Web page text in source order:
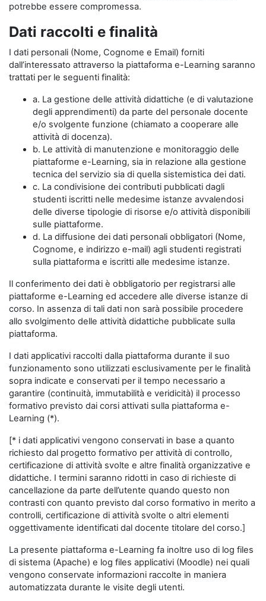
potrebbe essere compromessa.
Dati raccolti e finalità
I dati personali (Nome, Cognome e Email) forniti
dall’interessato attraverso la piattaforma e-Learning saranno
trattati per le seguenti finalità:
a. La gestione delle attività didattiche (e di valutazione
degli apprendimenti) da parte del personale docente
e/o svolgente funzione (chiamato a cooperare alle
attività di docenza).
b. Le attività di manutenzione e monitoraggio delle
piattaforme e-Learning, sia in relazione alla gestione
tecnica del servizio sia di quella sistemistica dei dati.
c. La condivisione dei contributi pubblicati dagli
studenti iscritti nelle medesime istanze avvalendosi
delle diverse tipologie di risorse e/o attività disponibili
sulle piattaforme.
d. La diffusione dei dati personali obbligatori (Nome,
Cognome, e indirizzo e-mail) agli studenti registrati
sulla piattaforma e iscritti alle medesime istanze.
Il conferimento dei dati è obbligatorio per registrarsi alle
piattaforme e-Learning ed accedere alle diverse istanze di
corso. In assenza di tali dati non sarà possibile procedere
allo svolgimento delle attività didattiche pubblicate sulla
piattaforma.
I dati applicativi raccolti dalla piattaforma durante il suo
funzionamento sono utilizzati esclusivamente per le finalità
sopra indicate e conservati per il tempo necessario a
garantire (continuità, immutabilità e veridicità) il processo
formativo previsto dai corsi attivati sulla piattaforma e-
Learning (*).
[* i dati applicativi vengono conservati in base a quanto
richiesto dal progetto formativo per attività di controllo,
certificazione di attività svolte e altre finalità organizzative e
didattiche. I termini saranno ridotti in caso di richieste di
cancellazione da parte dell’utente quando questo non
contrasti con quanto previsto dal corso formativo in merito a
controlli, certificazione di attività svolte o altri elementi
oggettivamente identificati dal docente titolare del corso.]
La presente piattaforma e-Learning fa inoltre uso di log files
di sistema (Apache) e log files applicativi (Moodle) nei quali
vengono conservate informazioni raccolte in maniera
automatizzata durante le visite degli utenti.